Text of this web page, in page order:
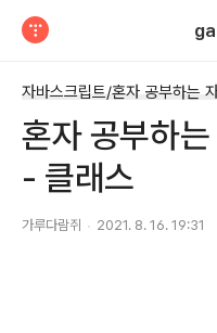
자바스크립트/혼자 공부하는
혼자 공부하
- 클래스
가루다람쥐 2021. 8. 16. 19:31